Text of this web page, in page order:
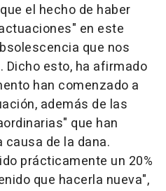
el hecho de haber
en este
que nos
Dicho esto, ha afirmado
han comenzado a
además de las
que han
de la dana.
prácticamente un 20%
que hacerla nueva",